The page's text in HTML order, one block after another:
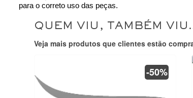
para o correto uso das peças.
QUEM VIU, TAMBÉM
Veja mais produtos que clientes estão
-50%